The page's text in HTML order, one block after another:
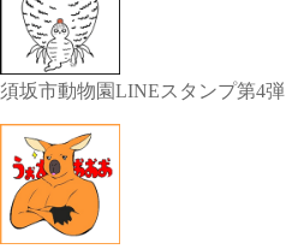
須坂市動物園LINEスタンプ第4弾